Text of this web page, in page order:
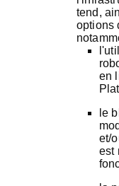
tend,
options
en
le
et/
est